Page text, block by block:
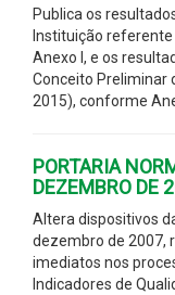
Publica os
Instituição
Anexo I, e os
Conceito Preliminar
2015), conforme
PORTARIA
DEZEMBRO DE
Altera dispositivos
dezembro de 2007,
imediatos nos
Indicadores de